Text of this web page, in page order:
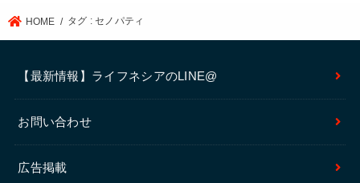
HOME タグ : セノパティ
【最新情報】ライフネシアのLINE@
お問い合わせ
広告掲載